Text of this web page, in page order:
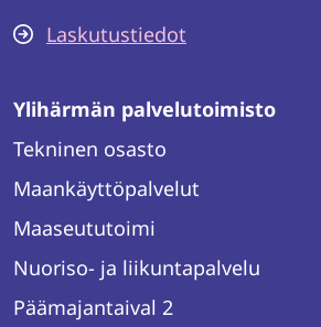
Laskutustiedot
Ylihärmän palvelutoimisto
Tekninen osasto
Maankäyttöpalvelut
Maaseututoimi
Nuoriso- ja liikuntapalvelu
Päämajantaival 2